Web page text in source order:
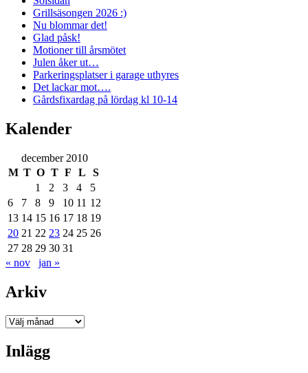
Grillsäsongen 2026 :)
Nu blommar det!
Glad påsk!
Motioner till årsmötet
Julen åker ut…
Parkeringsplatser i garage uthyres
Det lackar mot….
Gårdsfixardag på lördag kl 10-14
Kalender
december 2010
M T O T F L
S
1
2 3 4
5
6
7 8 9 10 11 12
13 14 15 16 17 18 19
20 21 22 23 24 25 26
27 28 29 30 31
« nov
jan »
Arkiv
Arkiv
Inlägg